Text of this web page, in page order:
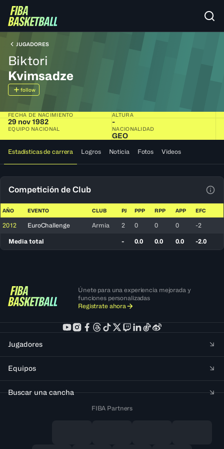
JUGADORES
Biktori
Kvimsadze
follow
FECHA DE NACIMIENTO
29 nov 1982
ALTURA
-
EQUIPO NACIONAL NACIONALIDAD
GEO
Estadísticas de carrera Logros Noticia Fotos Videos
Competición de Club
AÑO EVENTO CLUB PJ PPP RPP APP EFC
2012 EuroChallenge Armia 2 0 0 0 -2
Media total - 0.0 0.0 0.0 -2.0
Únete para una experiencia mejorada y
funciones personalizadas
Regístrate ahora
Jugadores
Equipos
Buscar una cancha
FIBA Partners